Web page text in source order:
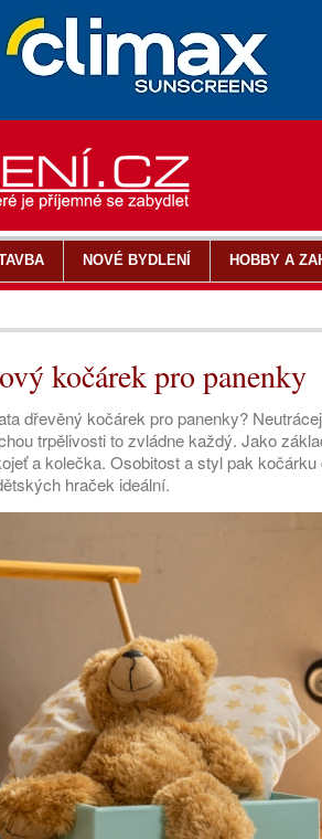
kočárek pro panenky
dřevěný kočárek pro panenky?
trpělivosti to zvládne každý. Jako
a kolečka. Osobitost a styl pak
hraček ideální.
NOVÉ BYDLENÍ HOBBY A